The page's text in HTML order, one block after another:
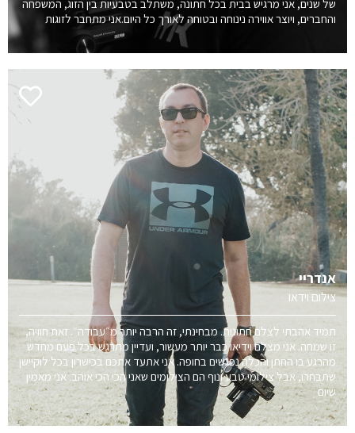
של שנים, אני מרגיש בבית בכל חתונה, משתלב בטבעיות בין הזוג, המשפחה
והחברים, ויוצר אווירה נינוחה ובטוחה לאורך כל היום.אני מתחבר לזוגות
אנדריי
צילום וידאו
תמיד אהבתי לצלם חתונות. מבחינתי, זה הרבה יותר מ״עבודה״. זאת חוויה,
זו שמחה. אני מצלם וידיאו כבר יותר מעשור, ועדיין מתרגש בכל פעם מחדש
מהרגע בו החתן והכלה נפגשים בחופה. אני אתעד אתכם בכישרון בכל לוקיישן
שתבחרו, אבל צילומי טבע ונוף הם הצילומים שאני הכי הכי אוהב. אני מאמין
שיום